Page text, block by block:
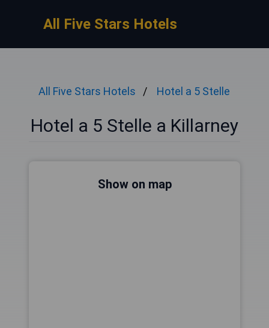
All Five Stars Hotels
All Five Stars Hotels Hotel a 5 Stelle
Hotel a 5 Stelle a Killarney
Show on map